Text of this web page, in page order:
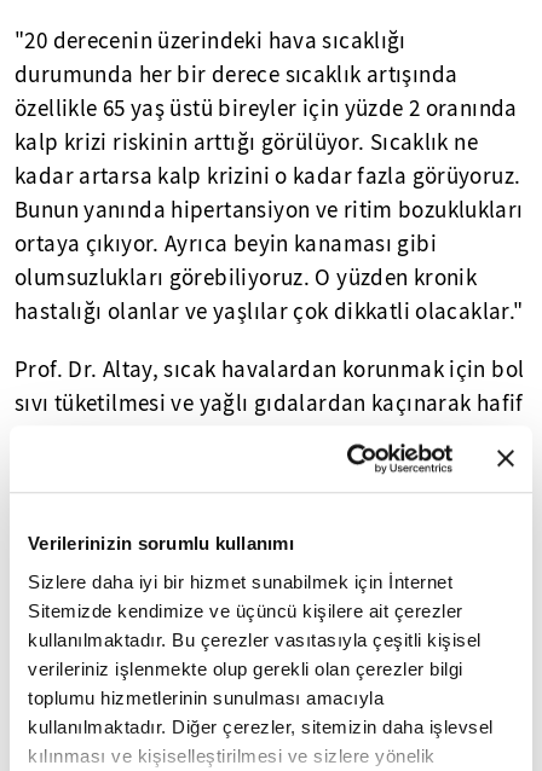
Verilerinizin sorumlu kullanımı
Sizlere daha iyi bir hizmet sunabilmek için İnternet
Sitemizde kendimize ve üçüncü kişilere ait çerezler
kullanılmaktadır. Bu çerezler vasıtasıyla çeşitli kişisel
verileriniz işlenmekte olup gerekli olan çerezler bilgi
toplumu hizmetlerinin sunulması amacıyla
kullanılmaktadır. Diğer çerezler, sitemizin daha işlevsel
kılınması ve kişiselleştirilmesi ve sizlere yönelik
"20 derecenin üzerindeki hava sıcaklığı
durumunda her bir derece sıcaklık artışında
özellikle 65 yaş üstü bireyler için yüzde 2 oranında
kalp krizi riskinin arttığı görülüyor. Sıcaklık ne
kadar artarsa kalp krizini o kadar fazla görüyoruz.
Bunun yanında hipertansiyon ve ritim bozuklukları
ortaya çıkıyor. Ayrıca beyin kanaması gibi
olumsuzlukları görebiliyoruz. O yüzden kronik
hastalığı olanlar ve yaşlılar çok dikkatli olacaklar."
Prof. Dr. Altay, sıcak havalardan korunmak için bol
sıvı tüketilmesi ve yağlı gıdalardan kaçınarak hafif
yemeklerle sebze ve meyvelerin tercih edilmesi
Altay, günün en sıcak saatlerinde mümkün
sözlerine ekledi.
Yasal Uyarı:Yayınlanan köşe yazısı/haberin tüm hakları
Turkuvaz Medya Grubu'na aittir. Kaynak gösterilse dahi
köşe yazısı/haberin tamamı özel izin alınmadan
kullanılamaz.
Ancak alıntılanan köşe yazısı/haberin bir bölümü,